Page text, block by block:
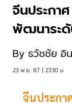
จีนประกา
พัฒนาระ
By ธวัชชัย อิ
23 พ.ย. 67 | 23:30 น.
จีนประกา